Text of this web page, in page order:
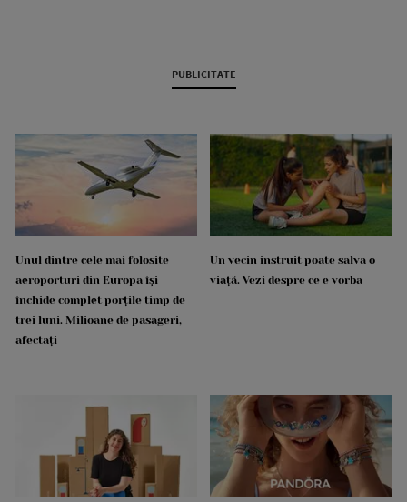
PUBLICITATE
Unul dintre cele mai folosite
aeroporturi din Europa își
închide complet porțile timp de
trei luni. Milioane de pasageri,
afectați
Un vecin instruit poate salva o
viață. Vezi despre ce e vorba